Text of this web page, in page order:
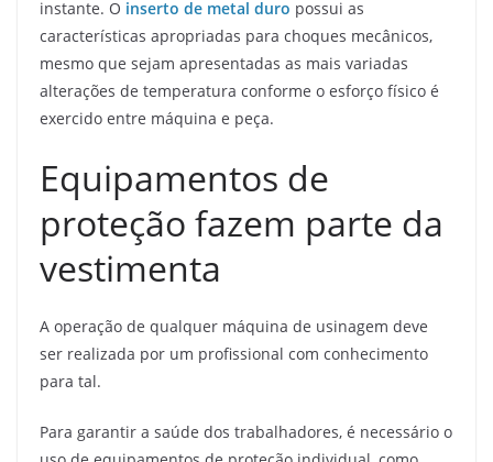
instante. O inserto de metal duro possui as
características apropriadas para choques mecânicos,
mesmo que sejam apresentadas as mais variadas
alterações de temperatura conforme o esforço físico é
exercido entre máquina e peça.
Equipamentos de
proteção fazem parte da
vestimenta
A operação de qualquer máquina de usinagem deve
ser realizada por um profissional com conhecimento
para tal.
Para garantir a saúde dos trabalhadores, é necessário o